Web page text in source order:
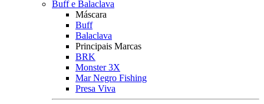
Buff e Balaclava
Máscara
Buff
Balaclava
Principais Marcas
BRK
Monster 3X
Mar Negro Fishing
Presa Viva